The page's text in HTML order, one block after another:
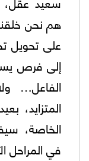
هم نحن
على تحويل
إلى فرص
الفاعل…
المتزايد،
الخاصة،
في المراحل